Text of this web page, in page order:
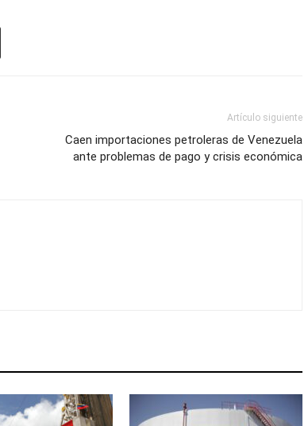
Artículo siguiente
Caen importaciones petroleras de Venezuela
ante problemas de pago y crisis económica